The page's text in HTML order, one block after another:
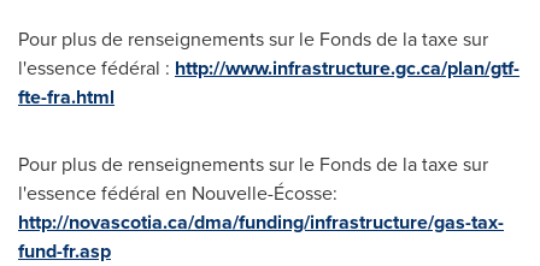
Pour plus de renseignements sur le Fonds de la taxe sur
l'essence fédéral : http://www.infrastructure.gc.ca/plan/gtf-
fte-fra.html
Pour plus de renseignements sur le Fonds de la taxe sur
l'essence fédéral en Nouvelle-Écosse:
http://novascotia.ca/dma/funding/infrastructure/gas-tax-
fund-fr.asp